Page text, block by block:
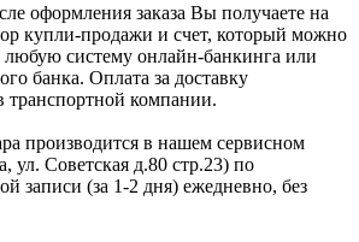
оформления заказа Вы получаете на
купли-продажи и счет, который можно
любую систему онлайн-банкинга или
банка. Оплата за доставку
транспортной компании.
производится в нашем сервисном
ул. Советская д.80 стр.23) по
записи (за 1-2 дня) ежедневно, без